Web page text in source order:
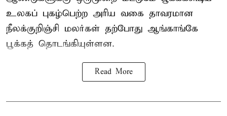
உலகப் புகழ்பெற்ற அரிய வகை தாவரமான
நீலக்குறிஞ்சி மலர்கள் தற்போது ஆங்காங்கே
பூக்கத் தொடங்கியுள்ளன.
Read More